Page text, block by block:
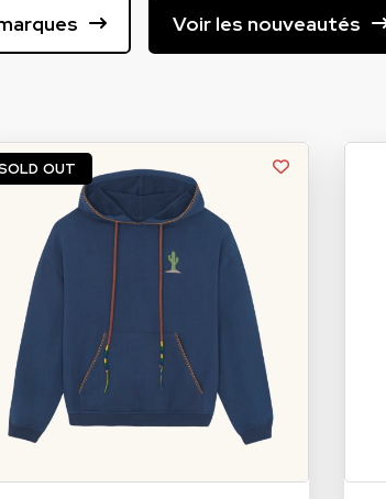
Voir les nouveautés
OUT